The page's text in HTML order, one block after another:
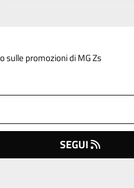
sulle promozioni di MG Zs
SEGUI